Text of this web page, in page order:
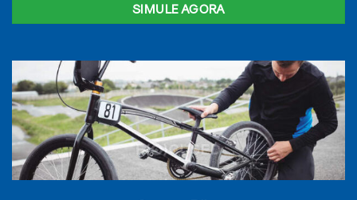
SIMULE AGORA